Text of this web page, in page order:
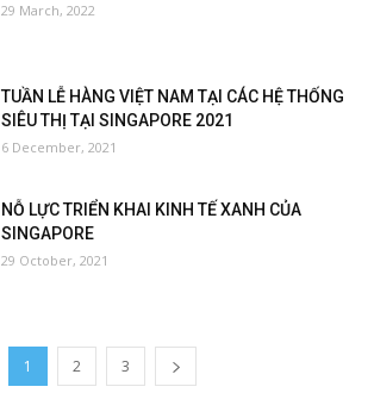
29 March, 2022
TUẦN LỄ HÀNG VIỆT NAM TẠI CÁC HỆ THỐNG
SIÊU THỊ TẠI SINGAPORE 2021
6 December, 2021
NỖ LỰC TRIỂN KHAI KINH TẾ XANH CỦA
SINGAPORE
29 October, 2021
1 2 3